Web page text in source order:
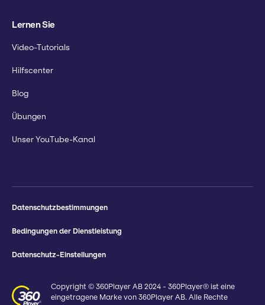
Lernen Sie
Video-Tutorials
Hilfscenter
Blog
Übungen
Unser YouTube-Kanal
Datenschutzbestimmungen
Bedingungen der Dienstleistung
Datenschutz-Einstellungen
Copyright © 360Player AB 2024 - 360Player® ist eine
eingetragene Marke von 360Player AB. Alle Rechte